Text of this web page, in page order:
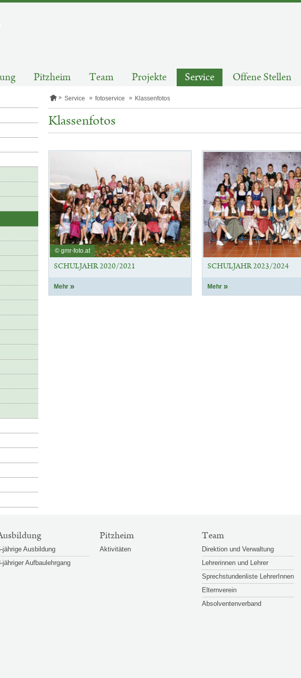
Pitzheim Team Projekte Service Offene Stellen
S
Service fotoservice Klassenfotos
Klassenfotos
© gmr-foto.at
SCHULJAHR 2020/2021
Mehr
Kategorie:
Fotos
SCHULJAHR 2023/2024
Mehr
jährige Ausbildung
jähriger Aufbaulehrgang
Pitzheim
Aktivitäten
Team
Direktion und Verwaltung
Lehrerinnen und Lehrer
Sprechstundenliste LehrerInnen
Elternverein
Absolventenverband